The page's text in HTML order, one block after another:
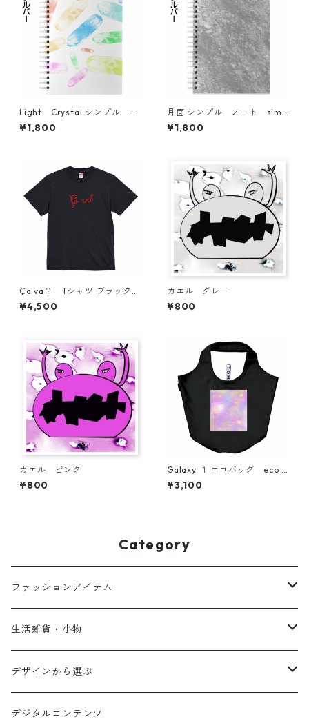
Light Crystal シンプル ノ
ート simple note
¥1,800
月面 シンプル ノート simp
le note
¥1,800
Ça va？ Tシャツ ブラック
フランス語 筆記体 アートデザ
インTシャツ simple fashiona
¥4,500
カエル グレー
¥800
カエル ピンク
¥800
Galaxy １ エコバッグ eco b
ag simple
¥3,100
Category
ファッションアイテム
Tシャツ
パーカー
スウェット
生活雑貨・小物
ファブリック
グラス・マグ
デザインから選ぶ
Shadow hamburger
デジタルコンテンツ